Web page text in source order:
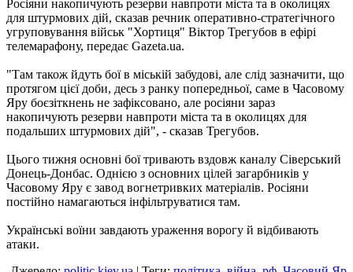
Росіяни накопичують резерви навпроти міста та в околицях
для штурмових дій, сказав речник оперативно-стратегічного
угруповування військ "Хортиця" Віктор Трегубов в ефірі
телемарафону, передає Gazeta.ua.
"Там також йдуть бої в міській забудові, але слід зазначити, що
протягом цієї доби, десь з ранку попередньої, саме в Часовому
Яру боєзіткнень не зафіксовано, але росіяни зараз
накопичують резерви навпроти міста та в околицях для
подальших штурмових дій", - сказав Трегубов.
Цього тижня основні бої тривають вздовж каналу Сіверський
Донець-Донбас. Однією з основних цілей загарбників у
Часовому Яру є завод вогнетривких матеріалів. Росіяни
постійно намагаються інфільтруватися там.
Українські воїни завдають ураження ворогу й відбивають
атаки.